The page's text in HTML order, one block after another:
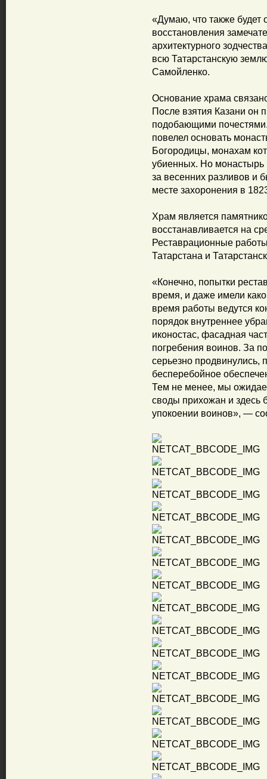
«Думаю, что также будет
восстановления
архитектурного
всю Татарстанскую
Самойленко.
Основание храма
После взятия Казани он
подобающими
повелел основать
Богородицы, монахам
убиенных. Но монастырь
за весенних разливов и
месте захоронения в
Храм является
восстанавливается на
Реставрационные
Татарстана и
«Конечно, попытки
время, и даже имели
время работы ведутся
порядок внутреннее
иконостас, фасадная
погребения воинов. За
серьезно продвинулись,
бесперебойное
Тем не менее, мы
своды прихожан и здесь
упокоении воинов», —